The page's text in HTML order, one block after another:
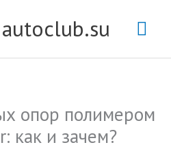
autoclub.su
опор полимером
как и зачем?